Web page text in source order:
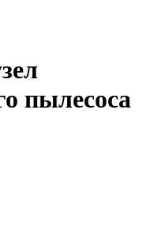
пылесоса